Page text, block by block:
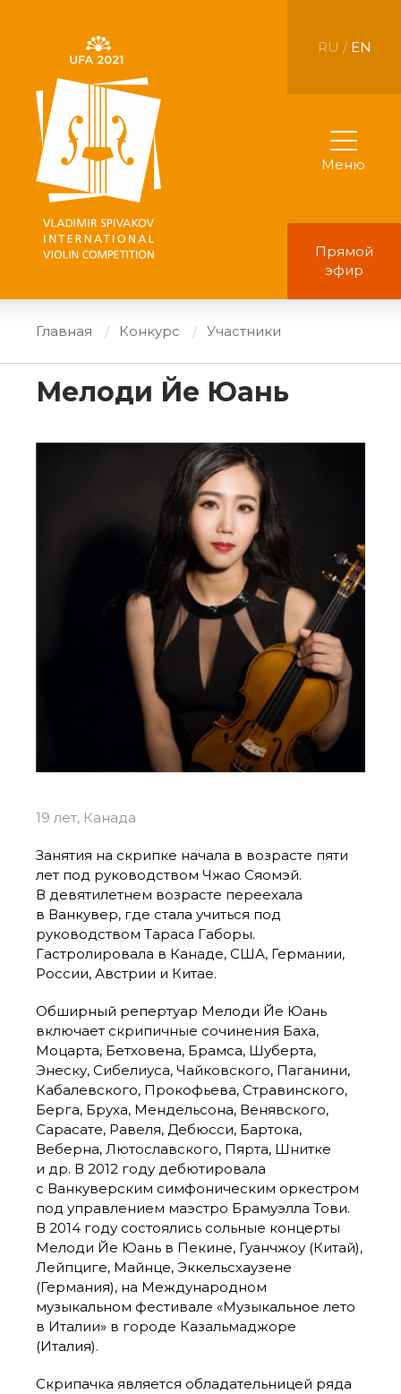
RU / EN
Прямой
эфир
Меню
Главная Конкурс Участники
Мелоди Йе Юань
19 лет, Канада
Занятия на скрипке начала в возрасте пяти
лет под руководством Чжао Сяомэй.
В девятилетнем возрасте переехала
в Ванкувер, где стала учиться под
руководством Тараса Габоры.
Гастролировала в Канаде, США, Германии,
России, Австрии и Китае.
Обширный репертуар Мелоди Йе Юань
включает скрипичные сочинения Баха,
Моцарта, Бетховена, Брамса, Шуберта,
Энеску, Сибелиуса, Чайковского, Паганини,
Кабалевского, Прокофьева, Стравинского,
Берга, Бруха, Мендельсона, Венявского,
Сарасате, Равеля, Дебюсси, Бартока,
Веберна, Лютославского, Пярта, Шнитке
и др. В 2012 году дебютировала
с Ванкуверским симфоническим оркестром
под управлением маэстро Брамуэлла Тови.
В 2014 году состоялись сольные концерты
Мелоди Йе Юань в Пекине, Гуанчжоу (Китай),
Лейпциге, Майнце, Эккельсхаузене
(Германия), на Международном
музыкальном фестивале «Музыкальное лето
в Италии» в городе Казальмаджоре
(Италия).
Скрипачка является обладательницей ряда